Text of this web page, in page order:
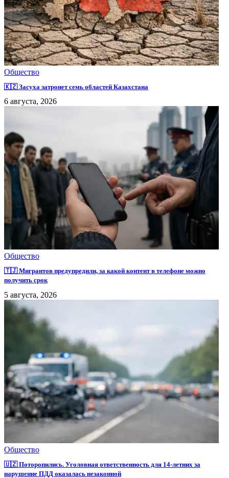
Общество
🇰🇿 Засуха затронет семь областей Казахстана
6 августа, 2026
Общество
🇹🇯 Мигрантов предупредили, за какой контент в телефоне можно
получить срок
5 августа, 2026
Общество
🇺🇿 Поторопились. Уголовная ответственность для 14-летних за
нарушение ПДД оказалась незаконной